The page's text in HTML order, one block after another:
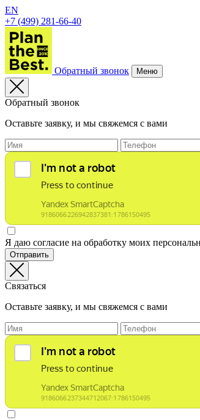
EN
+7 (499) 281-66-40
Обратный звонок Меню
Обратный звонок
Оставьте заявку, и мы свяжемся с вами
Я даю согласие на обработку моих
Отправить
Связаться
Оставьте заявку, и мы свяжемся с вами